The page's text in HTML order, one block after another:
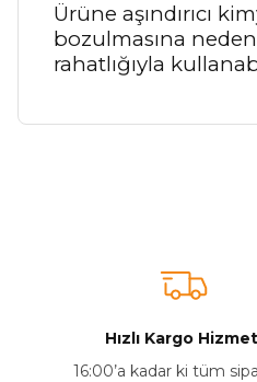
Ürüne aşındırıcı
bozulmasına
rahatlığıyla
Ürün açıklamasında eksik
Hızlı Kargo
16:00’a kadar ki tüm